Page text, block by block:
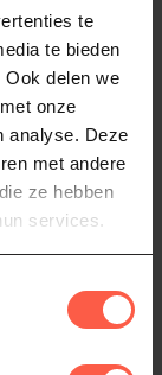
te
te bieden
delen we
onze
analyse. Deze
met andere
ze hebben
services.
(117)
Neem
of